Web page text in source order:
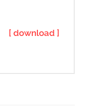
[ download ]